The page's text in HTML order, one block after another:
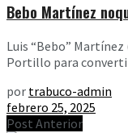
Bebo Martínez
Luis “Bebo” Martínez
Portillo para
por trabuco-admin
febrero 25, 2025
Post Anterior